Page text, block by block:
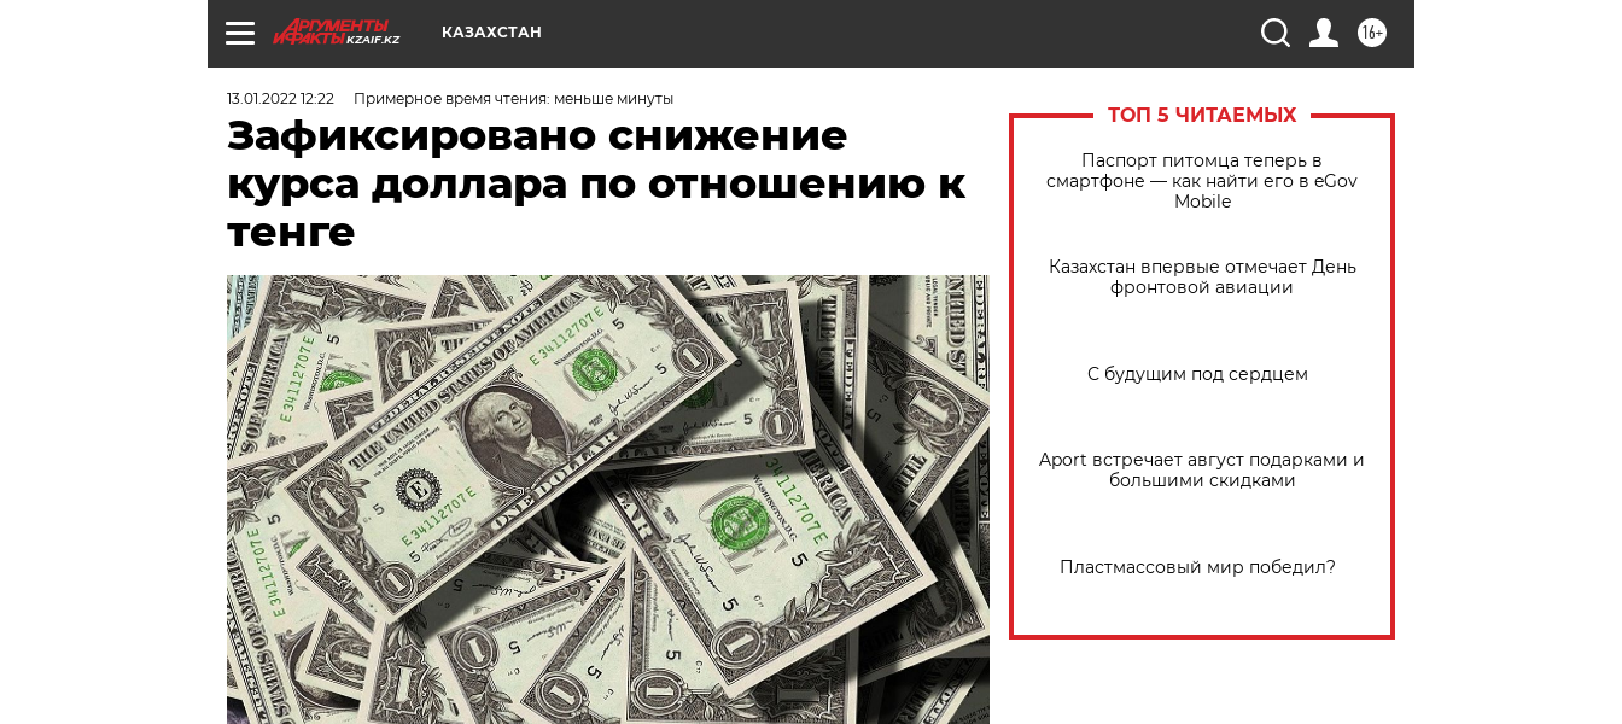
KZAIF.KZ 16+
КАЗАХСТАН
13.01.2022 12:22 Примерное время чтения: меньше минуты
Зафиксировано снижение
курса доллара по отношению к
тенге
ТОП 5 ЧИТАЕМЫХ
Паспорт питомца теперь в
смартфоне — как найти его в eGov
Mobile
Казахстан впервые отмечает День
фронтовой авиации
С будущим под сердцем
Aport встречает август подарками и
большими скидками
Пластмассовый мир победил?